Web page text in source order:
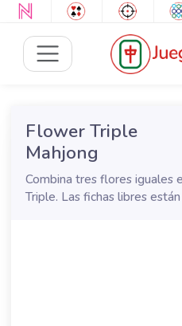
Flower Triple
Mahjong
Combina tres flores iguales
Triple. Las fichas libres